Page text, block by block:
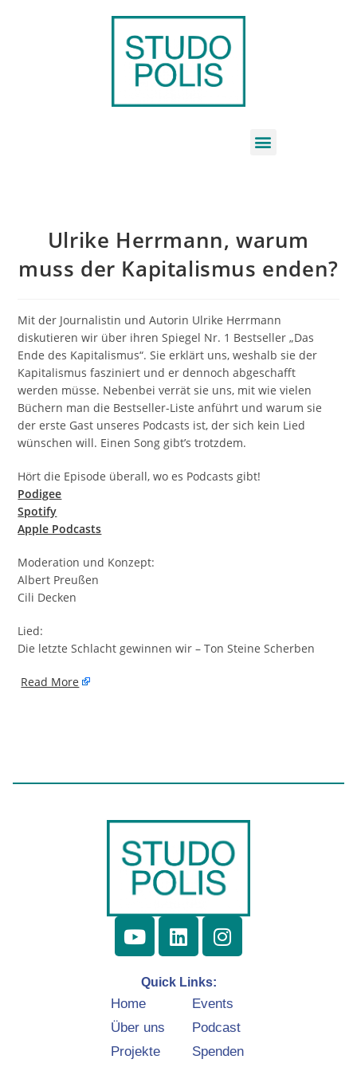
Ulrike Herrmann, warum
muss der Kapitalismus enden?
Mit der Journalistin und Autorin Ulrike Herrmann
diskutieren wir über ihren Spiegel Nr. 1 Bestseller „Das
Ende des Kapitalismus“. Sie erklärt uns, weshalb sie der
Kapitalismus fasziniert und er dennoch abgeschafft
werden müsse. Nebenbei verrät sie uns, mit wie vielen
Büchern man die Bestseller-Liste anführt und warum sie
der erste Gast unseres Podcasts ist, der sich kein Lied
wünschen will. Einen Song gibt’s trotzdem.
Hört die Episode überall, wo es Podcasts gibt!
Podigee
Spotify
Apple Podcasts
Moderation und Konzept:
Albert Preußen
Cili Decken
Lied:
Die letzte Schlacht gewinnen wir – Ton Steine Scherben
Read More
Quick Links:
Home
Über uns
Projekte
Events
Podcast
Spenden